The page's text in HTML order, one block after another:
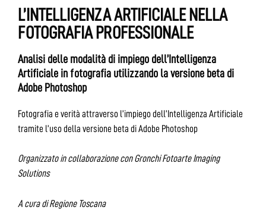
L’INTELLIGENZA ARTIFICIALE NELLA
FOTOGRAFIA PROFESSIONALE
Analisi delle modalità di impiego dell’Intelligenza
Artificiale in fotografia utilizzando la versione beta di
Adobe Photoshop
Fotografia e verità attraverso l’impiego dell’Intelligenza Artificiale
tramite l’uso della versione beta di Adobe Photoshop
Organizzato in collaborazione con Gronchi Fotoarte Imaging
Solutions
A cura di Regione Toscana